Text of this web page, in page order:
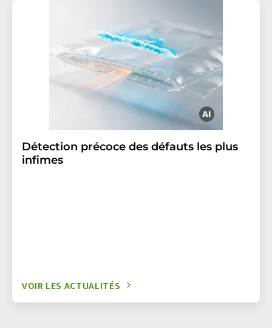
Détection précoce des défauts les plus
infimes
VOIR LES ACTUALITÉS